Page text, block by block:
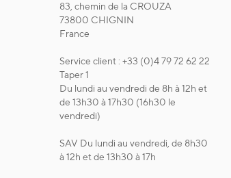
83, chemin de la CROUZA
73800 CHIGNIN
France
Service client : +33 (0)4 79 72 62 22
Taper 1
Du lundi au vendredi de 8h à 12h et
de 13h30 à 17h30 (16h30 le
vendredi)
SAV Du lundi au vendredi, de 8h30
à 12h et de 13h30 à 17h